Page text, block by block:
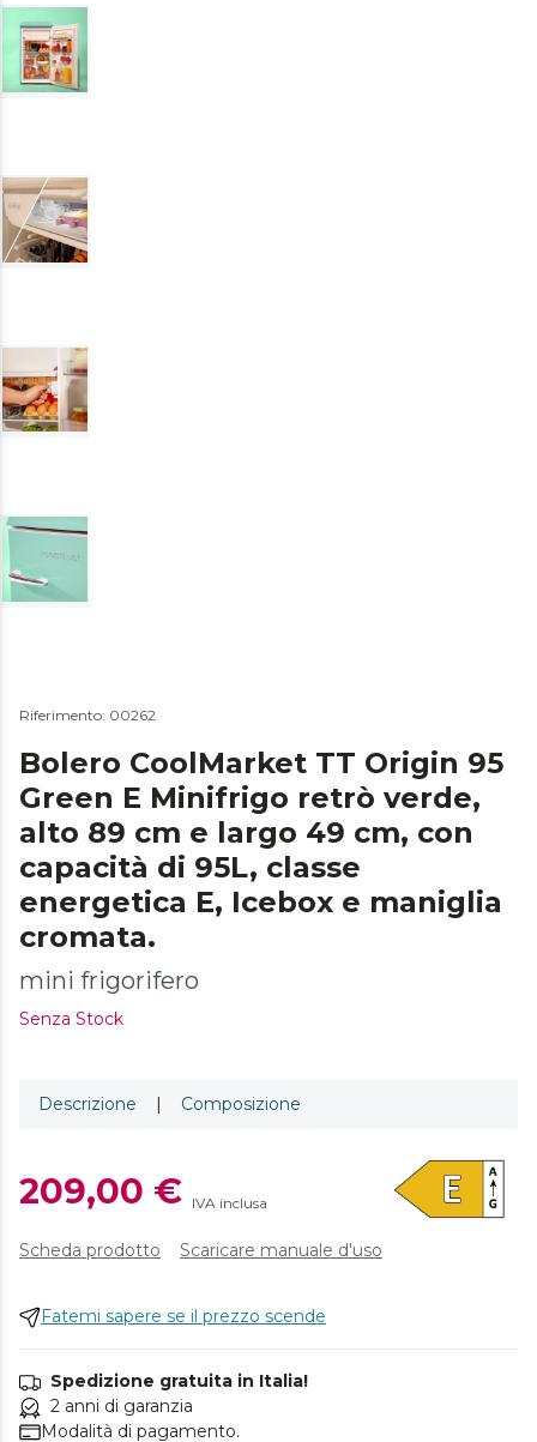
Riferimento: 00262
Bolero CoolMarket TT Origin 95
Green E Minifrigo retrò verde,
alto 89 cm e largo 49 cm, con
capacità di 95L, classe
energetica E, Icebox e maniglia
cromata.
mini frigorifero
Senza Stock
Descrizione | Composizione
209,00 € IVA inclusa
Scheda prodotto Scaricare manuale d'uso
Fatemi sapere se il prezzo scende
Spedizione gratuita in Italia!
2 anni di garanzia
Modalità di pagamento.